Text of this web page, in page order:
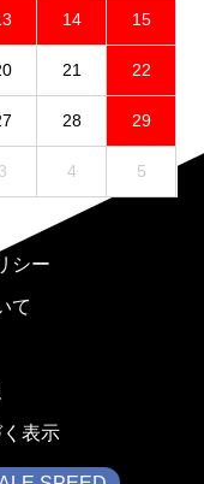
14 15
21 22
28 29
3 4 5
シー
て
表示